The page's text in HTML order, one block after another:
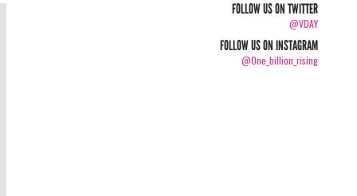
FOLLOW US ON TWITTER
@VDAY
FOLLOW US ON INSTAGRAM
@one_billion_rising